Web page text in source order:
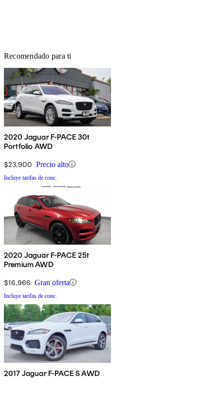
Recomendado para ti
2020 Jaguar F-PACE 30t
Portfolio AWD
$23,900 Precio alto
Incluye tarifas de conc.
2020 Jaguar F-PACE 25t
Premium AWD
$16,966 Gran oferta
Incluye tarifas de conc.
2017 Jaguar F-PACE S AWD